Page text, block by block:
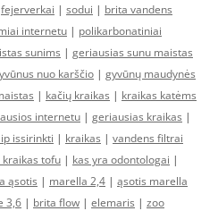
fejerverkai | sodui | brita vandens
internetu | polikarbonatiniai
sunims | geriausias sunu maistas
nuo karščio | gyvūnų maudynės
| kačių kraikas | kraikas katėms
internetu | geriausias kraikas |
issirinkti | kraikas | vandens filtrai
kraikas tofu | kas yra odontologai |
ąsotis | marella 2,4 | ąsotis marella
3,6 | brita flow | elemaris | zoo